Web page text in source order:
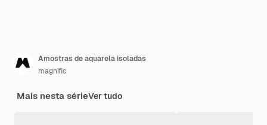
Amostras de aquarela isoladas
magnific
Mais nesta sérieVer tudo